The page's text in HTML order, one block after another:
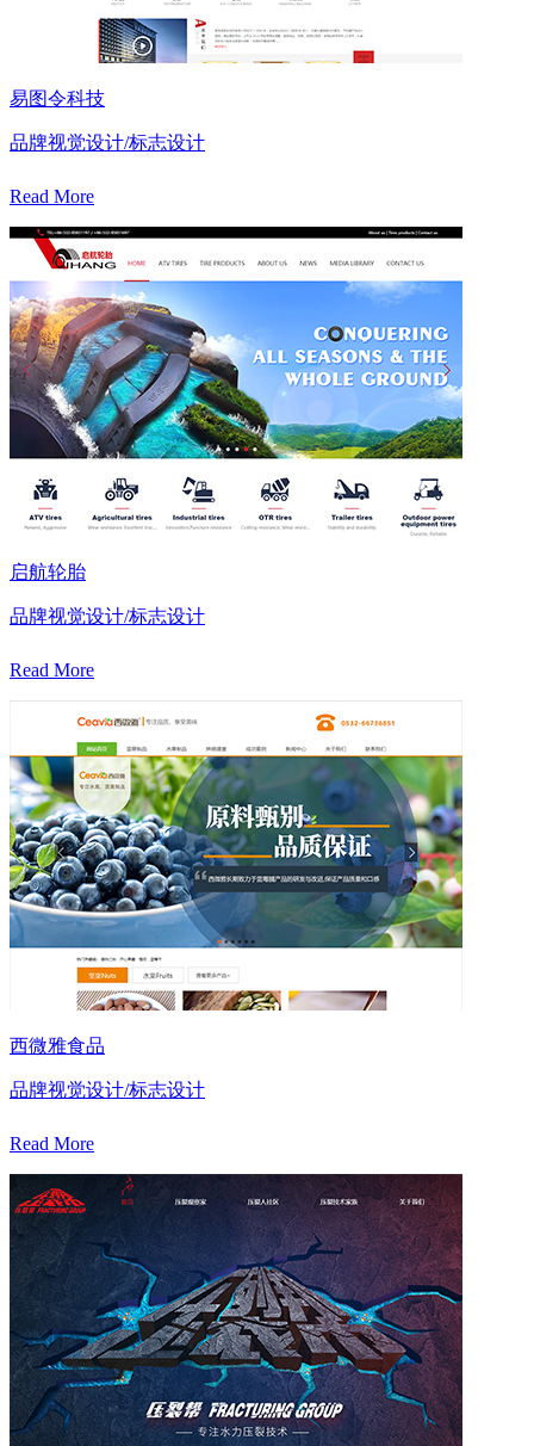
易图令科技
品牌视觉设计/标志设计
Read More
启航轮胎
品牌视觉设计/标志设计
Read More
西微雅食品
品牌视觉设计/标志设计
Read More